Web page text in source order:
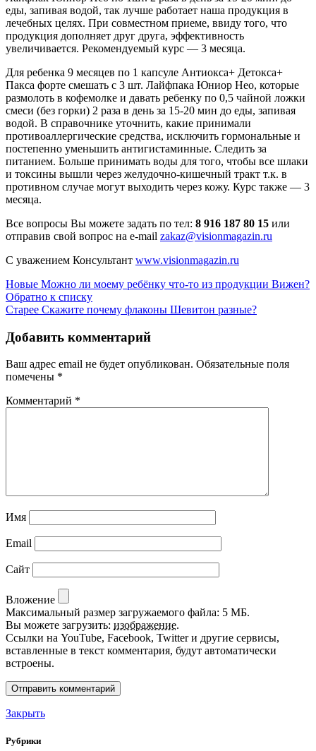
еды, запивая водой, так лучше работает наша продукция в
лечебных целях. При совместном приеме, ввиду того, что
продукция дополняет друг друга, эффективность
увеличивается. Рекомендуемый курс — 3 месяца.
Для ребенка 9 месяцев по 1 капсуле Антиокса+ Детокса+
Пакса форте смешать с 3 шт. Лайфпака Юниор Нео, которые
размолоть в кофемолке и давать ребенку по 0,5 чайной ложки
смеси (без горки) 2 раза в день за 15-20 мин до еды, запивая
водой. В справочнике уточнить, какие принимали
противоаллергические средства, исключить гормональные и
постепенно уменьшить антигистаминные. Следить за
питанием. Больше принимать воды для того, чтобы все шлаки
и токсины вышли через желудочно-кишечный тракт т.к. в
противном случае могут выходить через кожу. Курс также — 3
месяца.
Все вопросы Вы можете задать по тел: 8 916 187 80 15 или
отправив свой вопрос на е-mail zakaz@visionmagazin.ru
С уважением Консультант www.visionmagazin.ru
Новые Можно ли моему ребёнку что-то из продукции Вижен?
Обратно к списку
Старее Скажите почему флаконы Шевитон разные?
Добавить комментарий
Ваш адрес email не будет опубликован. Обязательные поля
помечены *
Комментарий *
Имя
Email
Сайт
Вложение
Максимальный размер загружаемого файла: 5 МБ.
Вы можете загрузить: изображение.
Ссылки на YouTube, Facebook, Twitter и другие сервисы,
вставленные в текст комментария, будут автоматически
встроены.
Закрыть
Рубрики